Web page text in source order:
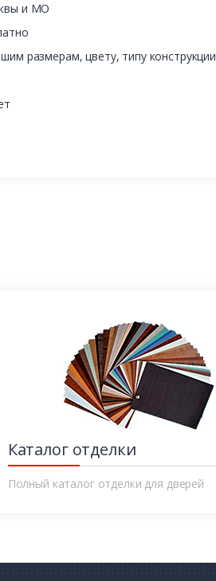
и МО
размерам, цвету, типу конструкции
Каталог отделки
Полный каталог отделки для дверей